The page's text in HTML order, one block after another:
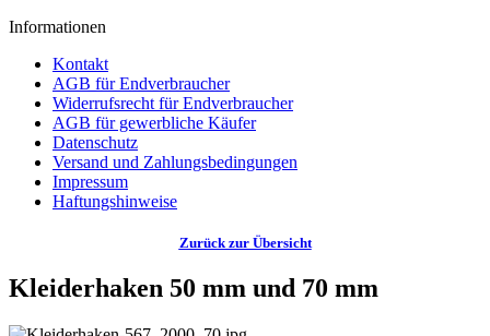
Informationen
Kontakt
AGB für Endverbraucher
Widerrufsrecht für Endverbraucher
AGB für gewerbliche Käufer
Datenschutz
Versand und Zahlungsbedingungen
Impressum
Haftungshinweise
Zurück zur Übersicht
Kleiderhaken 50 mm und 70 mm